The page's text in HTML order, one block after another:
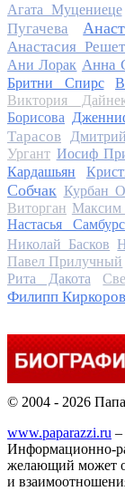
Агата Муцениеце
Пугачева
Анастасия
Ани Лорак Анна
Бритни Спирс
Виктория
Борисова
Тарасов
Ургант Иосиф
Кардашьян
Собчак Курбан
Виторган Максим
Настасья
Николай Басков
Павел Прилучный
Рита Дакота
Филипп Киркоров
© 2004 - 2026
www.paparazzi.ru –
Информационно-
желающий может
и